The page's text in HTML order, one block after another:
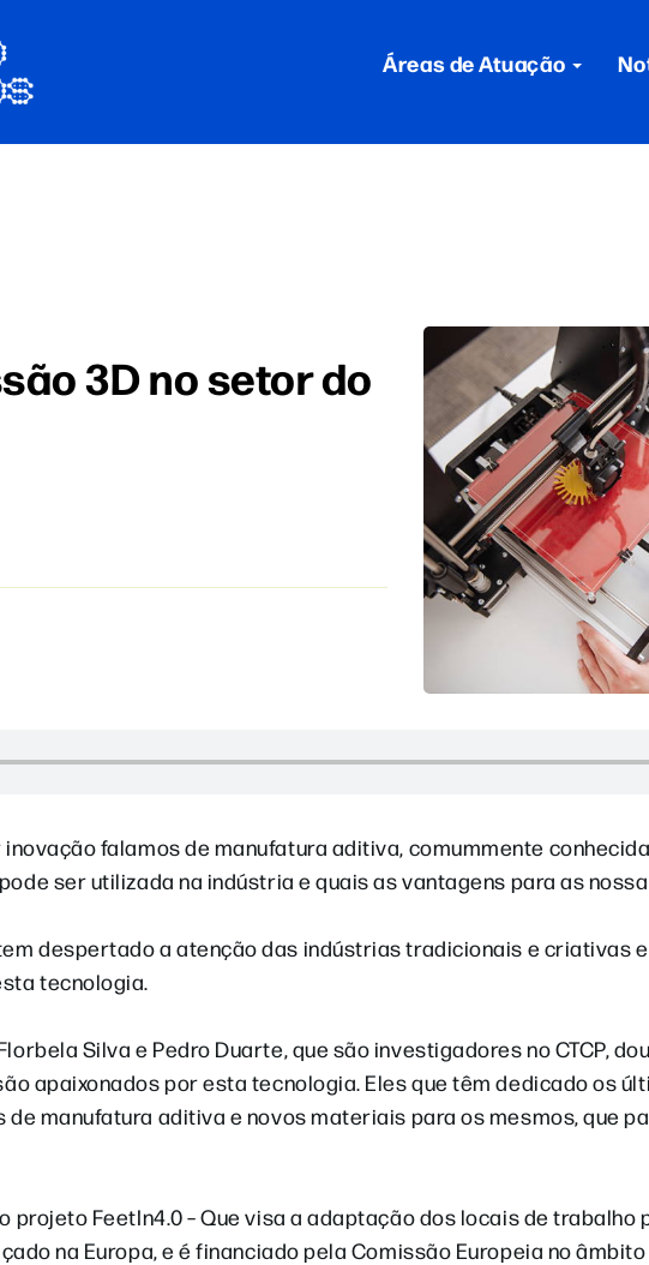
Áreas de Atuação
3D no setor do
falamos de manufatura aditiva, comummente
ser utilizada na indústria e quais as vantagens para as
despertado a atenção das indústrias tradicionais e criativas
tecnologia.
Silva e Pedro Duarte, que são investigadores no CTCP,
apaixonados por esta tecnologia. Eles que têm dedicado os
manufatura aditiva e novos materiais para os mesmos, que
projeto FeetIn4.0 – Que visa a adaptação dos locais de trabalho
na Europa, e é financiado pela Comissão Europeia no